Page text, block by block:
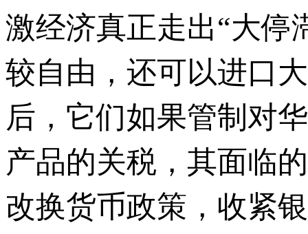
激经济真正走出“大停
较自由，还可以进口
后，它们如果管制对
产品的关税，其面临
改换货币政策，收紧